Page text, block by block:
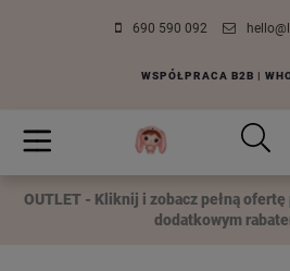
690 590 092
WSPÓŁPRACA B2B |
OUTLET - Kliknij i zobacz pełną
dodatkowym